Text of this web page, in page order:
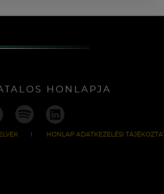
HONLAPJA
HONLAP ADATKEZELÉSI